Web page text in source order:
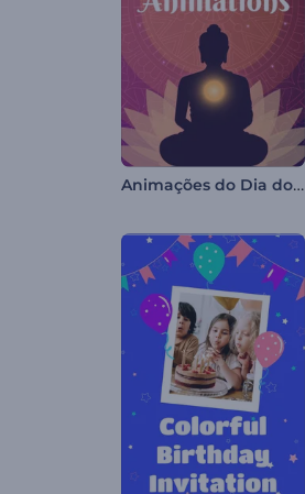
Animações do Dia do Bodhi